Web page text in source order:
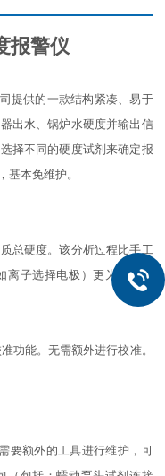
报警仪
司提供的一款结构紧凑、易于
出水、锅炉水硬度并输出信
择不同的硬度试剂来确定报
基本免维护。
总硬度。该分析过程比手工
离子选择电极）更为持续可
功能。无需额外进行校准。
要额外的工具进行维护，可